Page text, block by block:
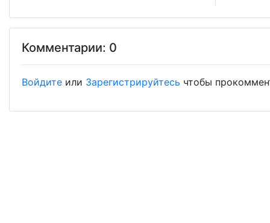
Комментарии: 0
Войдите или Зарегистрируйтесь чтобы